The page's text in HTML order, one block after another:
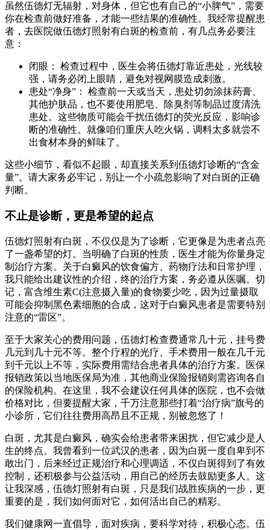
虽然伍德灯无辐射，对身体，但它也有自己的“小脾气”，需要
你在检查前做好准备，才能一些结果的准确性。我经常提醒患
者，去医院做伍德灯照射有白斑的检查前，有几点务必要注
意：
闭眼： 检查过程中，医生会将伍德灯靠近患处，光线较
强，请务必闭上眼睛，避免对视网膜造成刺激。
患处“净身”： 检查前一天或当天，患处切勿涂抹药膏、
其他护肤品，也不要使用肥皂、除臭剂等制品过度清洗
患处。这些物质可能会干扰伍德灯的荧光反应，影响诊
断的准确性。就像咱们重庆人吃火锅，调料太多就尝不
出食材本身的鲜味了。
这些小细节，看似不起眼，却直接关系到伍德灯诊断的“含金
量”。请大家务必牢记，别让一个小疏忽影响了对白斑的正确
判断。
不止是诊断，更是希望的起点
伍德灯照射有白斑，不仅仅是为了诊断，它更像是为患者点亮
了一盏希望的灯。当明确了白斑的性质，医生才能为你量身定
制治疗方案。关于白癜风的饮食偏方、药物疗法和日常护理，
我只能给出建议性的介绍，终的治疗方案，务必遵从医嘱。切
记，富含维生素C(注意摄入量)的食物要少吃，因为过量摄取
可能会抑制黑色素细胞的合成，这对于白癜风患者是需要特别
注意的“雷区”。
至于大家关心的费用问题，伍德灯检查费通常几十元，挂号费
几元到几十元不等。整个疗程的光疗、手术费用一般在几千元
到千元以上不等，实际费用需结合患者具体的治疗方案。医保
报销政策以当地医保局为准，其他商业保险报销则需咨询各自
的保险机构。在这里，我不会建议任何具体的医院，也不会做
价格对比，但要提醒大家，千万注意那些打着“治疗病”旗号的
小诊所，它们往往费用高昂且不正规，别被忽悠了！
白斑，尤其是白癜风，确实会给患者带来困扰，但它减少是人
生的终点。我曾看到一位武汉的患者，因为白斑一度自卑到不
敢出门，后来经过正规治疗和心理调适，不仅白斑得到了有效
控制，还积极参与公益活动，用自己的经历去鼓励更多人。这
让我深感，伍德灯照射有白斑，只是我们战胜疾病的一步，更
重要的是，我们如何面对它，如何活出自己的精彩。
我们健康网一直倡导，面对疾病，要科学对待，积极心态。伍